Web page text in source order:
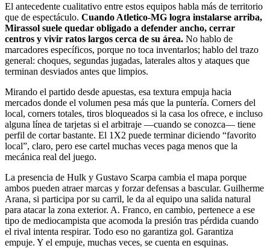
El antecedente cualitativo entre estos equipos habla más de territorio
que de espectáculo. Cuando Atletico-MG logra instalarse arriba,
Mirassol suele quedar obligado a defender ancho, cerrar
centros y vivir ratos largos cerca de su área. No hablo de
marcadores específicos, porque no toca inventarlos; hablo del trazo
general: choques, segundas jugadas, laterales altos y ataques que
terminan desviados antes que limpios.
Mirando el partido desde apuestas, esa textura empuja hacia
mercados donde el volumen pesa más que la puntería. Corners del
local, corners totales, tiros bloqueados si la casa los ofrece, e incluso
alguna línea de tarjetas si el arbitraje —cuando se conozca— tiene
perfil de cortar bastante. El 1X2 puede terminar diciendo “favorito
local”, claro, pero ese cartel muchas veces paga menos que la
mecánica real del juego.
La presencia de Hulk y Gustavo Scarpa cambia el mapa porque
ambos pueden atraer marcas y forzar defensas a bascular. Guilherme
Arana, si participa por su carril, le da al equipo una salida natural
para atacar la zona exterior. A. Franco, en cambio, pertenece a ese
tipo de mediocampista que acomoda la presión tras pérdida cuando
el rival intenta respirar. Todo eso no garantiza gol. Garantiza
empuje. Y el empuje, muchas veces, se cuenta en esquinas.